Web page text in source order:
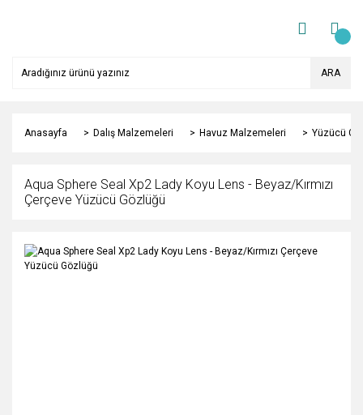
ARA
Anasayfa Dalış Malzemeleri Havuz Malzemeleri Yüzücü
Aqua Sphere Seal Xp2 Lady Koyu Lens - Beyaz/Kırmızı
Çerçeve Yüzücü Gözlüğü